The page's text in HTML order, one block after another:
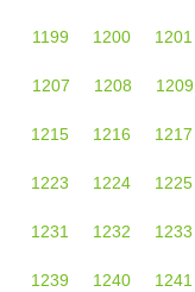
1199 1200 1201
1207 1208 1209
1215 1216 1217
1223 1224 1225
1231 1232 1233
1239 1240 1241